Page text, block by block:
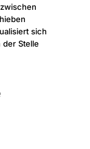
sich
der Stelle